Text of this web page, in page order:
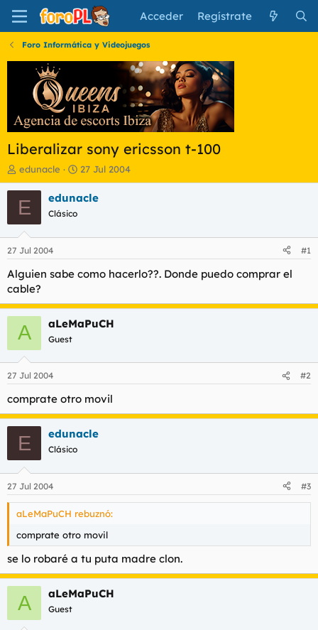
Acceder Regístrate
Foro Informática y Videojuegos
Liberalizar sony ericsson t-100
I
n
i
c
a
d
o
r
d
e
l
e
a
edunacle
F
e
c
i
n
i
o
27 Jul 2004
E edunacle
Clásico
27 Jul 2004 #1
Alguien sabe como hacerlo??. Donde puedo comprar el
cable?
A aLeMaPuCH
Guest
27 Jul 2004 #2
comprate otro movil
E edunacle
Clásico
27 Jul 2004 #3
aLeMaPuCH rebuznó:
comprate otro movil
se lo robaré a tu puta madre clon.
A aLeMaPuCH
Guest